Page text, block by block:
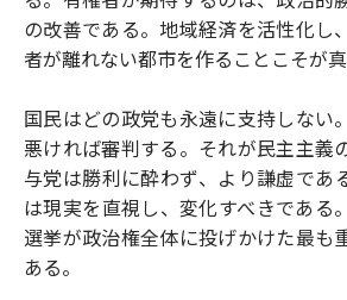
の改善である。地域経済を活性化し
者が離れない都市を作ることこそが真
国民はどの政党も永遠に支持しない
悪ければ審判する。それが民主主義
与党は勝利に酔わず、より謙虚であ
は現実を直視し、変化すべきである
選挙が政治権全体に投げかけた最も
ある。